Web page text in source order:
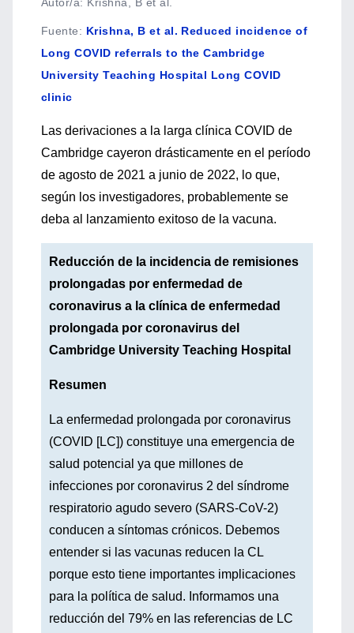
Fuente: Krishna, B et al. Reduced incidence of
Long COVID referrals to the Cambridge
University Teaching Hospital Long COVID
clinic
Las derivaciones a la larga clínica COVID de
Cambridge cayeron drásticamente en el período
de agosto de 2021 a junio de 2022, lo que,
según los investigadores, probablemente se
deba al lanzamiento exitoso de la vacuna.
Reducción de la incidencia de remisiones
prolongadas por enfermedad de
coronavirus a la clínica de enfermedad
prolongada por coronavirus del
Cambridge University Teaching Hospital
Resumen
La enfermedad prolongada por coronavirus
(COVID [LC]) constituye una emergencia de
salud potencial ya que millones de
infecciones por coronavirus 2 del síndrome
respiratorio agudo severo (SARS-CoV-2)
conducen a síntomas crónicos. Debemos
entender si las vacunas reducen la CL
porque esto tiene importantes implicaciones
para la política de salud. Informamos una
reducción del 79% en las referencias de LC